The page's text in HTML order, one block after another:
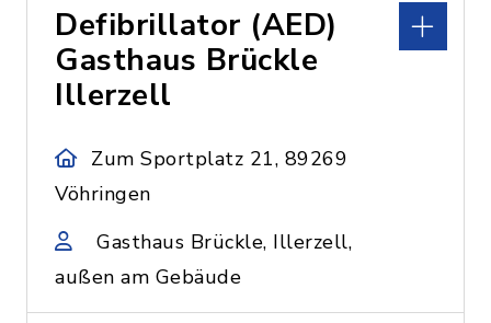
Defibrillator (AED)
Gasthaus Brückle
Illerzell
Zum Sportplatz 21, 89269
Vöhringen
Gasthaus Brückle, Illerzell,
außen am Gebäude